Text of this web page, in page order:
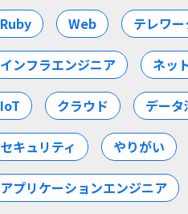
Ruby Web テレワー
インフラエンジニア ネッ
IoT クラウド データ
セキュリティ やりがい
アプリケーションエンジニア